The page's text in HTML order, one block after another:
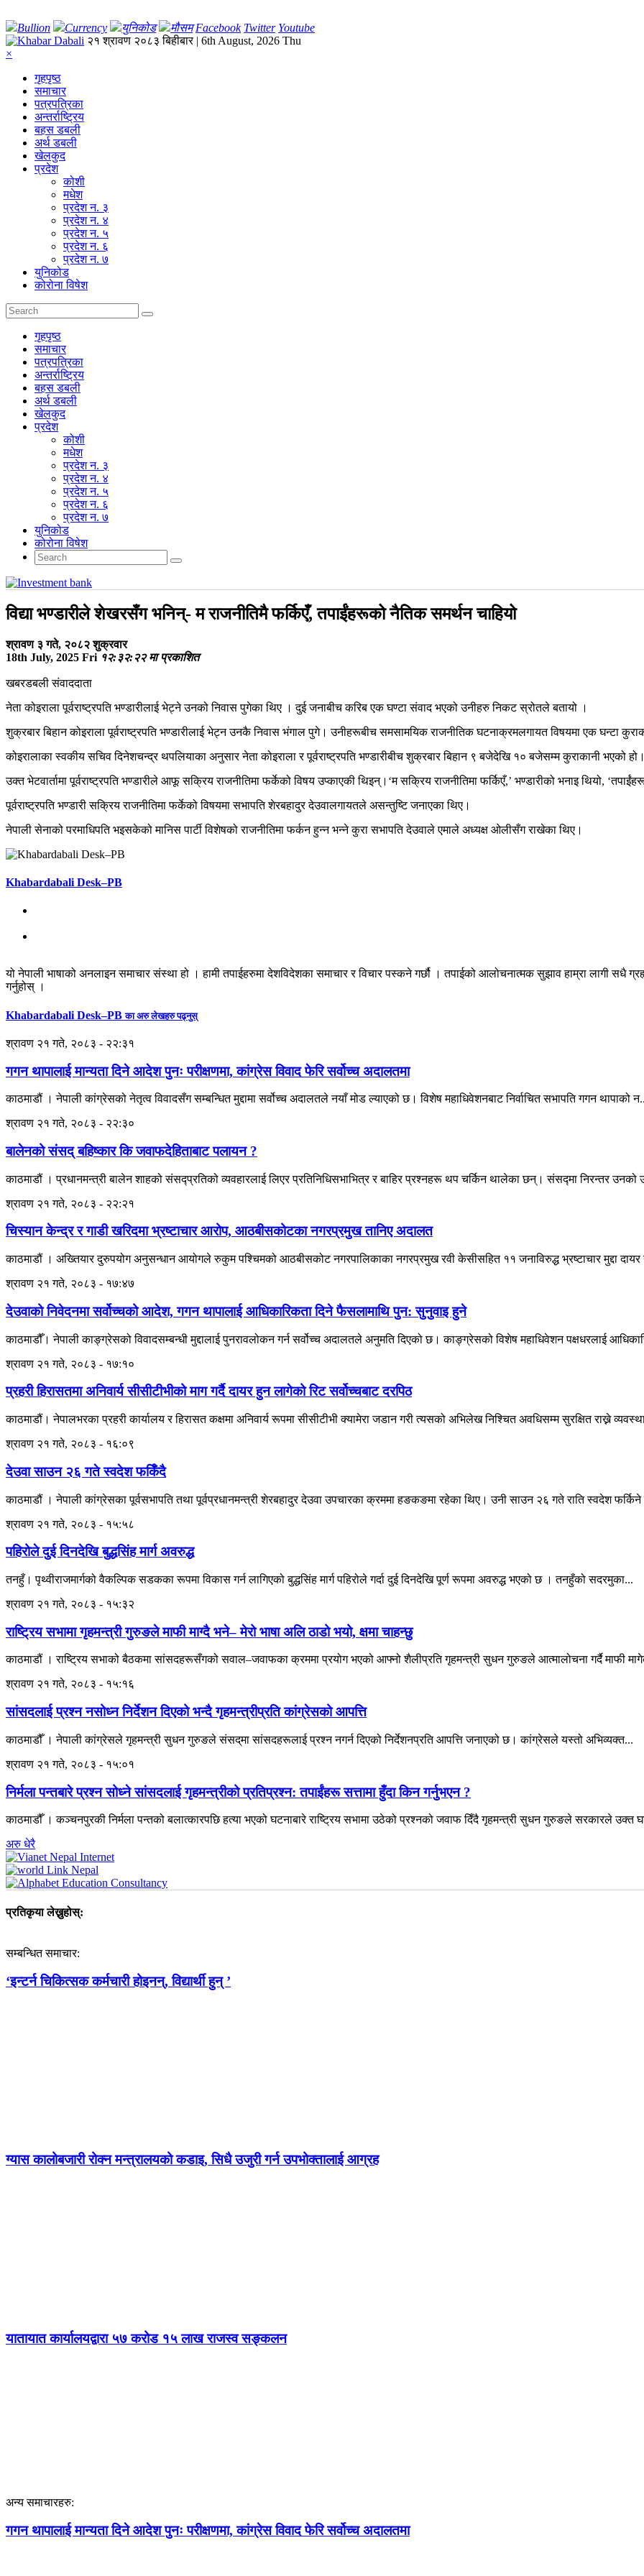
Bullion Currency युनिकोड मौसम Facebook Twitter Youtube
२१ श्रावण २०८३ बिहीबार | 6th August, 2026 Thu
×
गृहपृष्‍ठ
समाचार
पत्रपत्रिका
अन्तर्राष्ट्रिय
बहस डबली
अर्थ डबली
खेलकुद
प्रदेश
कोशी
मधेश
प्रदेश न. ३
प्रदेश न. ४
प्रदेश न. ५
प्रदेश न. ६
प्रदेश न. ७
युनिकोड
कोरोना विषेश
गृहपृष्‍ठ
समाचार
पत्रपत्रिका
अन्तर्राष्ट्रिय
बहस डबली
अर्थ डबली
खेलकुद
प्रदेश
कोशी
मधेश
प्रदेश न. ३
प्रदेश न. ४
प्रदेश न. ५
प्रदेश न. ६
प्रदेश न. ७
युनिकोड
कोरोना विषेश
विद्या भण्डारीले शेखरसँग भनिन्- म राजनीतिमै फर्किएँ, तपाईंहरूको नैतिक समर्थन चाहियो
श्रावण ३ गते, २०८२ शुक्रवार
18th July, 2025 Fri १२:३२:२२ मा प्रकाशित
खबरडबली संवाददाता
नेता कोइराला पूर्वराष्ट्रपति भण्डारीलाई भेट्ने उनको निवास पुगेका थिए । दुई जनाबीच करिब एक घण्टा संवाद भएको उनीहरु निकट स्रोतले बतायो ।
शुक्रबार बिहान कोइराला पूर्वराष्ट्रपति भण्डारीलाई भेट्न उनकै निवास भंगाल पुगे। उनीहरूबीच समसामयिक राजनीतिक घटनाक्रमलगायत विषयमा एक घन्टा
कोइरालाका स्वकीय सचिव दिनेशचन्द्र थपलियाका अनुसार नेता कोइराला र पूर्वराष्ट्रपति भण्डारीबीच शुक्रबार बिहान ९ बजेदेखि १० बजेसम्म कुराकानी भएको हो।
उक्त भेटवार्तामा पूर्वराष्ट्रपति भण्डारीले आफू सक्रिय राजनीतिमा फर्केको विषय उप्काएकी थिइन्।‘म सक्रिय राजनीतिमा फर्किएँ,’ भण्डारीको भनाइ थियो,
पूर्वराष्ट्रपति भण्डारी सक्रिय राजनीतिमा फर्केको विषयमा सभापति शेरबहादुर देउवालगायतले असन्तुष्टि जनाएका थिए।
नेपाली सेनाको परमाधिपति भइसकेको मानिस पार्टी विशेषको राजनीतिमा फर्कन हुन्न भन्ने कुरा सभापति देउवाले एमाले अध्यक्ष ओलीसँग राखेका थिए।
Khabardabali Desk–PB
यो नेपाली भाषाको अनलाइन समाचार संस्था हो । हामी तपाईहरुमा देशविदेशका समाचार र विचार पस्कने गर्छौ । तपाईको आलोचनात्मक सुझाव हाम्रा लागी सधै
गर्नुहोस् ।
Khabardabali Desk–PBका अरु लेखहरु पढ्नुस्
श्रावण २१ गते, २०८३ - २२:३१
गगन थापालाई मान्यता दिने आदेश पुनः परीक्षणमा, कांग्रेस विवाद फेरि सर्वोच्च अदालतमा
काठमाडौं । नेपाली कांग्रेसको नेतृत्व विवादसँग सम्बन्धित मुद्दामा सर्वोच्च अदालतले नयाँ मोड ल्याएको छ। विशेष महाधिवेशनबाट निर्वाचित सभापति गगन थापाको
श्रावण २१ गते, २०८३ - २२:३०
बालेनको संसद् बहिष्कार कि जवाफदेहिताबाट पलायन ?
काठमाडौं । प्रधानमन्त्री बालेन शाहको संसद्प्रतिको व्यवहारलाई लिएर प्रतिनिधिसभाभित्र र बाहिर प्रश्नहरू थप चर्किन थालेका छन्। संसद्मा निरन्तर उनको
श्रावण २१ गते, २०८३ - २२:२१
चिस्यान केन्द्र र गाडी खरिदमा भ्रष्टाचार आरोप, आठबीसकोटका नगरप्रमुख तानिए अदालत
काठमाडौं । अख्तियार दुरुपयोग अनुसन्धान आयोगले रुकुम पश्चिमको आठबीसकोट नगरपालिकाका नगरप्रमुख रवी केसीसहित ११ जनाविरुद्ध भ्रष्टाचार मुद्दा
श्रावण २१ गते, २०८३ - १७:४७
देउवाको निवेदनमा सर्वोच्चको आदेश, गगन थापालाई आधिकारिकता दिने फैसलामाथि पुन: सुनुवाइ हुने
काठमाडौँ। नेपाली काङ्ग्रेसको विवादसम्बन्धी मुद्दालाई पुनरावलोकन गर्न सर्वोच्च अदालतले अनुमति दिएको छ। काङ्ग्रेसको विशेष महाधिवेशन पक्षधरलाई
श्रावण २१ गते, २०८३ - १७:१०
प्रहरी हिरासतमा अनिवार्य सीसीटीभीको माग गर्दै दायर हुन लागेको रिट सर्वोच्चबाट दरपिठ
काठमाडौं। नेपालभरका प्रहरी कार्यालय र हिरासत कक्षमा अनिवार्य रूपमा सीसीटीभी क्यामेरा जडान गरी त्यसको अभिलेख निश्चित अवधिसम्म सुरक्षित राख्ने
श्रावण २१ गते, २०८३ - १६:०९
देउवा साउन २६ गते स्वदेश फर्किँदै
काठमाडौं । नेपाली कांग्रेसका पूर्वसभापति तथा पूर्वप्रधानमन्त्री शेरबहादुर देउवा उपचारका क्रममा हङकङमा रहेका थिए। उनी साउन २६ गते राति स्वदेश
श्रावण २१ गते, २०८३ - १५:५८
पहिरोले दुई दिनदेखि बुद्धसिंह मार्ग अवरुद्ध
तनहुँ। पृथ्वीराजमार्गको वैकल्पिक सडकका रूपमा विकास गर्न लागिएको बुद्धसिंह मार्ग पहिरोले गर्दा दुई दिनदेखि पूर्ण रूपमा अवरुद्ध भएको छ । तनहुँको सदरमुका...
श्रावण २१ गते, २०८३ - १५:३२
राष्ट्रिय सभामा गृहमन्त्री गुरुङले माफी माग्दै भने– मेरो भाषा अलि ठाडो भयो, क्षमा चाहन्छु
काठमाडौं । राष्ट्रिय सभाको बैठकमा सांसदहरूसँगको सवाल–जवाफका क्रममा प्रयोग भएको आफ्नो शैलीप्रति गृहमन्त्री सुधन गुरुङले आत्मालोचना गर्दै माफी
श्रावण २१ गते, २०८३ - १५:१६
सांसदलाई प्रश्न नसोध्न निर्देशन दिएको भन्दै गृहमन्त्रीप्रति कांग्रेसको आपत्ति
काठमाडौँ । नेपाली कांग्रेसले गृहमन्त्री सुधन गुरुङले संसद्‌मा सांसदहरूलाई प्रश्न नगर्न दिएको निर्देशनप्रति आपत्ति जनाएको छ। कांग्रेसले यस्तो अभिव्यक्त...
श्रावण २१ गते, २०८३ - १५:०१
निर्मला पन्तबारे प्रश्न सोध्ने सांसदलाई गृहमन्त्रीको प्रतिप्रश्न: तपाईंहरू सत्तामा हुँदा किन गर्नुभएन ?
काठमाडौँ । कञ्चनपुरकी निर्मला पन्तको बलात्कारपछि हत्या भएको घटनाबारे राष्ट्रिय सभामा उठेको प्रश्नको जवाफ दिँदै गृहमन्त्री सुधन गुरुङले सरकारले उक्त
अरु धेरै
प्रतिकृया लेख्नुहोस्:
सम्बन्धित समाचार:
‘इन्टर्न चिकित्सक कर्मचारी होइनन्, विद्यार्थी हुन् ’
ग्यास कालोबजारी रोक्न मन्त्रालयको कडाइ, सिधै उजुरी गर्न उपभोक्तालाई आग्रह
यातायात कार्यालयद्वारा ५७ करोड १५ लाख राजस्व सङ्कलन
अन्य समाचारहरु:
गगन थापालाई मान्यता दिने आदेश पुनः परीक्षणमा, कांग्रेस विवाद फेरि सर्वोच्च अदालतमा